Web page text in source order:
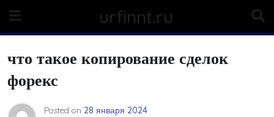
content
urfinnt.ru
что такое копирование сделок
форекс
Posted on 28 января 2024